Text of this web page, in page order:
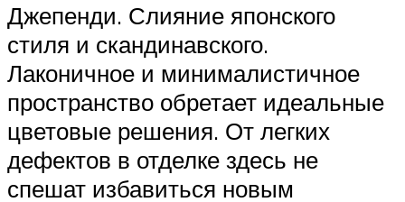
Джепенди. Слияние японского
стиля и скандинавского.
Лаконичное и минималистичное
пространство обретает идеальные
цветовые решения. От легких
дефектов в отделке здесь не
спешат избавиться новым